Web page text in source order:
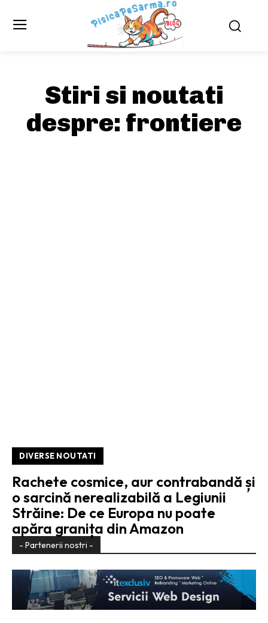
Stiri si noutati
despre: frontiere
DIVERSE NOUTATI
Rachete cosmice, aur contrabandă și
o sarcină nerealizabilă a Legiunii
Străine: De ce Europa nu poate
apăra granița din Amazon
- Partenerii nostri -